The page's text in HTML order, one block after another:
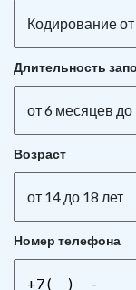
Кодирование
Длительность
от 6 месяцев до
Возраст
от 14 до 18 лет
Номер телефона